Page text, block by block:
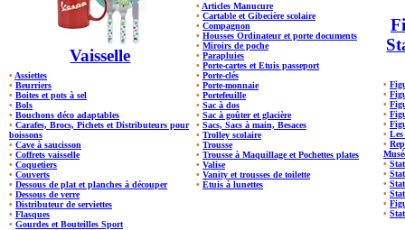
Vaisselle
• Assiettes
• Beurriers
• Boites et pots à sel
• Bols
• Bouchons déco adaptables
• Carafes, Brocs, Pichets et Distributeurs pour
boissons
• Cave à saucisson
• Coffrets vaisselle
• Coquetiers
• Couverts
• Dessous de plat et planches à découper
• Dessous de verre
• Distributeur de serviettes
• Flasques
• Gourdes et Bouteilles Sport
• Articles Manucure
• Cartable et Gibecière scolaire
• Compagnon
• Housses Ordinateur et porte documents
• Miroirs de poche
• Parapluies
• Porte-cartes et Etuis passeport
• Porte-clés
• Porte-monnaie
• Portefeuille
• Sac à dos
• Sac à goûter et glacière
• Sacs, Sacs à main, Besaces
• Trolley scolaire
• Trousse
• Trousse à Maquillage et Pochettes plates
• Valise
• Vanity et trousses de toilette
• Étuis à lunettes
•
•
•
•
•
•
•
•
•
•
•
•
•